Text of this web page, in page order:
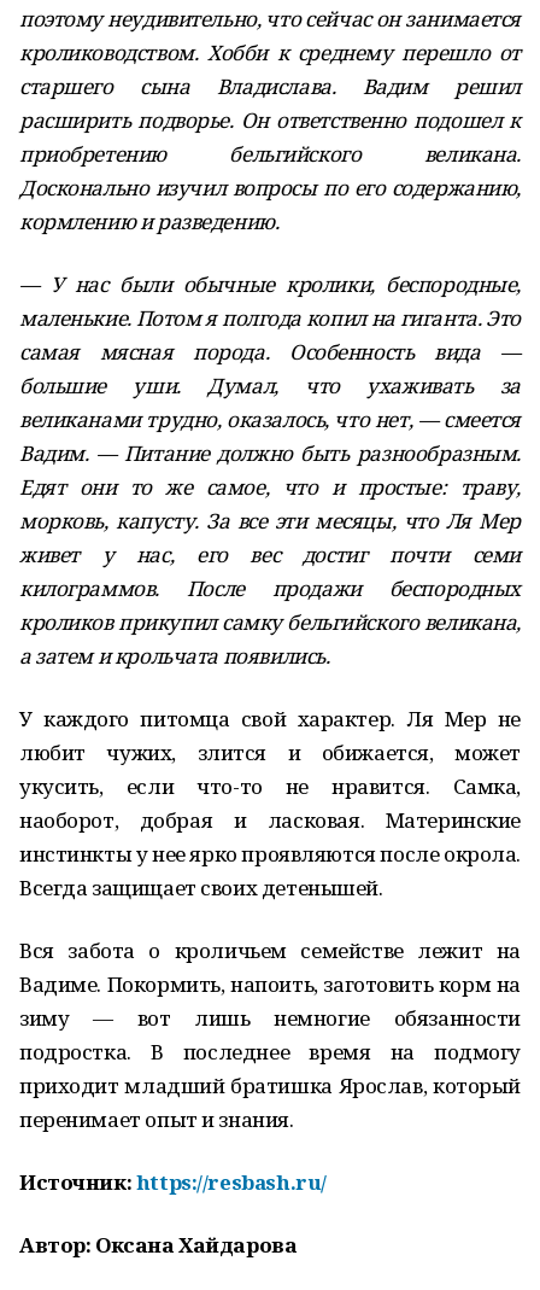
поэтому неудивительно, что сейчас он занимается
кролиководством. Хобби к среднему перешло от
старшего сына Владислава. Вадим решил
расширить подворье. Он ответственно подошел к
приобретению бельгийского великана.
Досконально изучил вопросы по его содержанию,
кормлению и разведению.
— У нас были обычные кролики, беспородные,
маленькие. Потом я полгода копил на гиганта. Это
самая мясная порода. Особенность вида —
большие уши. Думал, что ухаживать за
великанами трудно, оказалось, что нет, — смеется
Вадим. — Питание должно быть разнообразным.
Едят они то же самое, что и простые: траву,
морковь, капусту. За все эти месяцы, что Ля Мер
живет у нас, его вес достиг почти семи
килограммов. После продажи беспородных
кроликов прикупил самку бельгийского великана,
а затем и крольчата появились.
У каждого питомца свой характер. Ля Мер не
любит чужих, злится и обижается, может
укусить, если что-то не нравится. Самка,
наоборот, добрая и ласковая. Материнские
инстинкты у нее ярко проявляются после окрола.
Всегда защищает своих детенышей.
Вся забота о кроличьем семействе лежит на
Вадиме. Покормить, напоить, заготовить корм на
зиму — вот лишь немногие обязанности
подростка. В последнее время на подмогу
приходит младший братишка Ярослав, который
перенимает опыт и знания.
Источник:https://resbash.ru/
Автор: Оксана Хайдарова